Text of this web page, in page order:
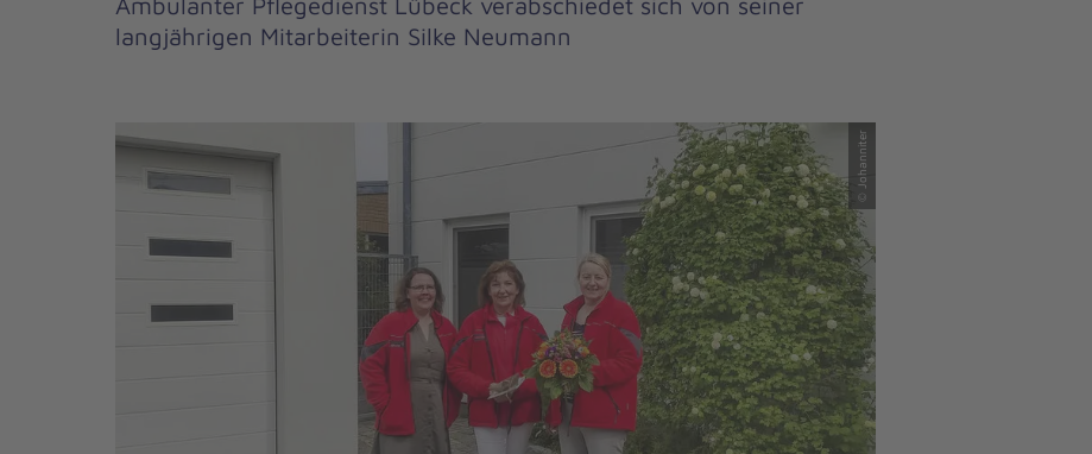
langjährigen Mitarbeiterin Silke Neumann
© Johanniter